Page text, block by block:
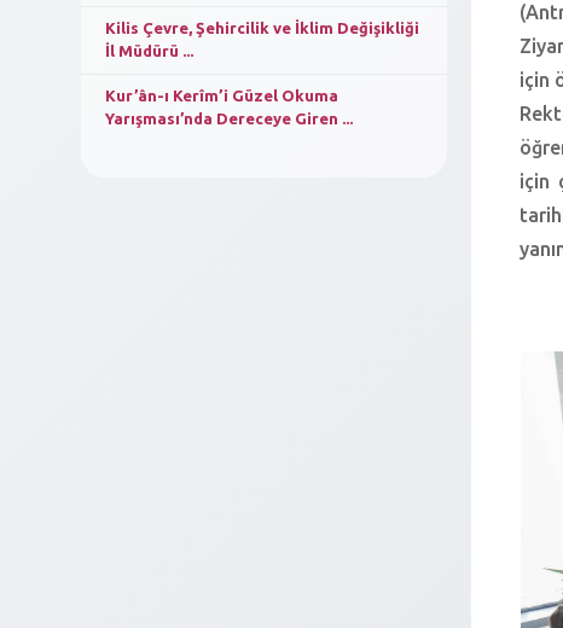
Kilis Çevre, Şehircilik ve İklim Değişikliği
İl Müdürü ...
Kur’ân-ı Kerîm’i Güzel Okuma
Yarışması’nda Dereceye Giren ...
için
için